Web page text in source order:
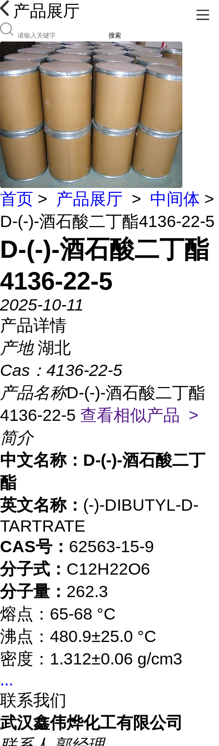
产品展厅
搜索
首页 > 产品展厅 > 中间体 >
D-(-)-酒石酸二丁酯4136-22-5
D-(-)-酒石酸二丁酯
4136-22-5
2025-10-11
产品详情
产地 湖北
Cas： 4136-22-5
产品名称D-(-)-酒石酸二丁酯
4136-22-5 查看相似产品 >
简介
中文名称：D-(-)-酒石酸二丁
酯
英文名称： (-)-DIBUTYL-D-
TARTRATE
CAS号： 62563-15-9
分子式： C12H22O6
分子量： 262.3
熔点：65-68 °C
沸点：480.9±25.0 °C
密度：1.312±0.06 g/cm3
...
联系我们
武汉鑫伟烨化工有限公司